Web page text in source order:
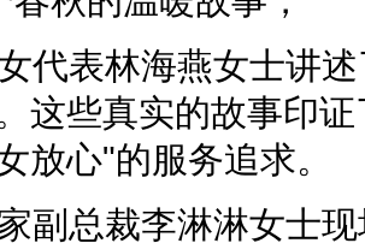
代表林海燕女士讲
这些真实的故事印
放心"的服务追求。
副总裁李淋淋女士